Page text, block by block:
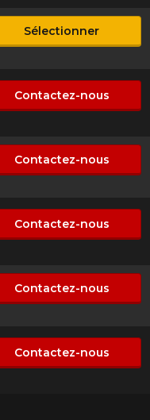
Sélectionner
Contactez-nous
Contactez-nous
Contactez-nous
Contactez-nous
Contactez-nous